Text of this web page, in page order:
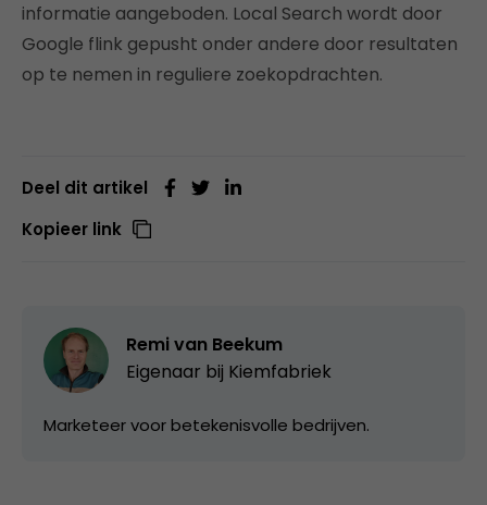
informatie aangeboden. Local Search wordt door
Google flink gepusht onder andere door resultaten
op te nemen in reguliere zoekopdrachten.
Deel dit artikel
Kopieer link
Remi van Beekum
Eigenaar bij Kiemfabriek
Marketeer voor betekenisvolle bedrijven.